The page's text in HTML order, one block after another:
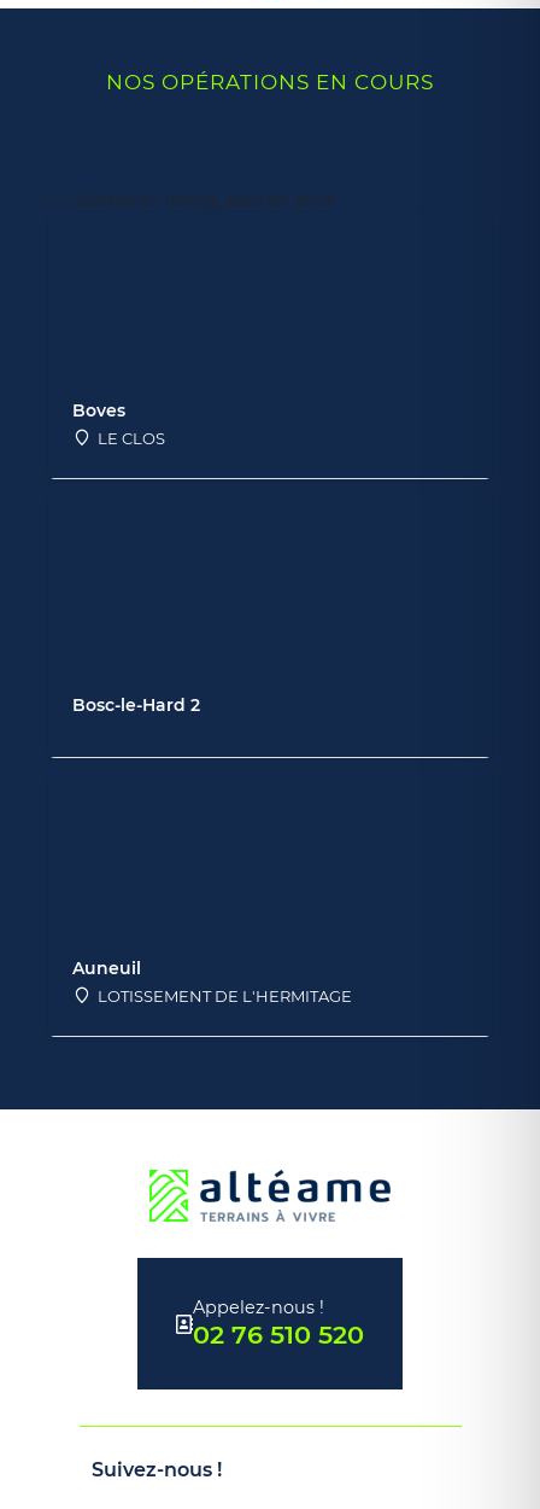
NOS OPÉRATIONS EN COURS
-------Sections> listing_feed en prod
Boves
LE CLOS
Bosc-le-Hard 2
Auneuil
LOTISSEMENT DE L'HERMITAGE
Appelez-nous !
02 76 510 520
Suivez-nous !